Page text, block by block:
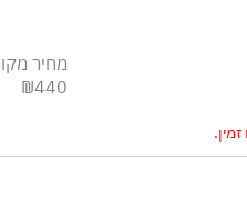
מחיר
₪440